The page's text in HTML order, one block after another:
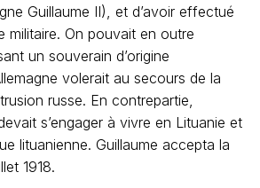
Guillaume II), et d’avoir effectué
militaire. On pouvait en outre
un souverain d’origine
volerait au secours de la
russe. En contrepartie,
s’engager à vivre en Lituanie et
lituanienne. Guillaume accepta la
1918.